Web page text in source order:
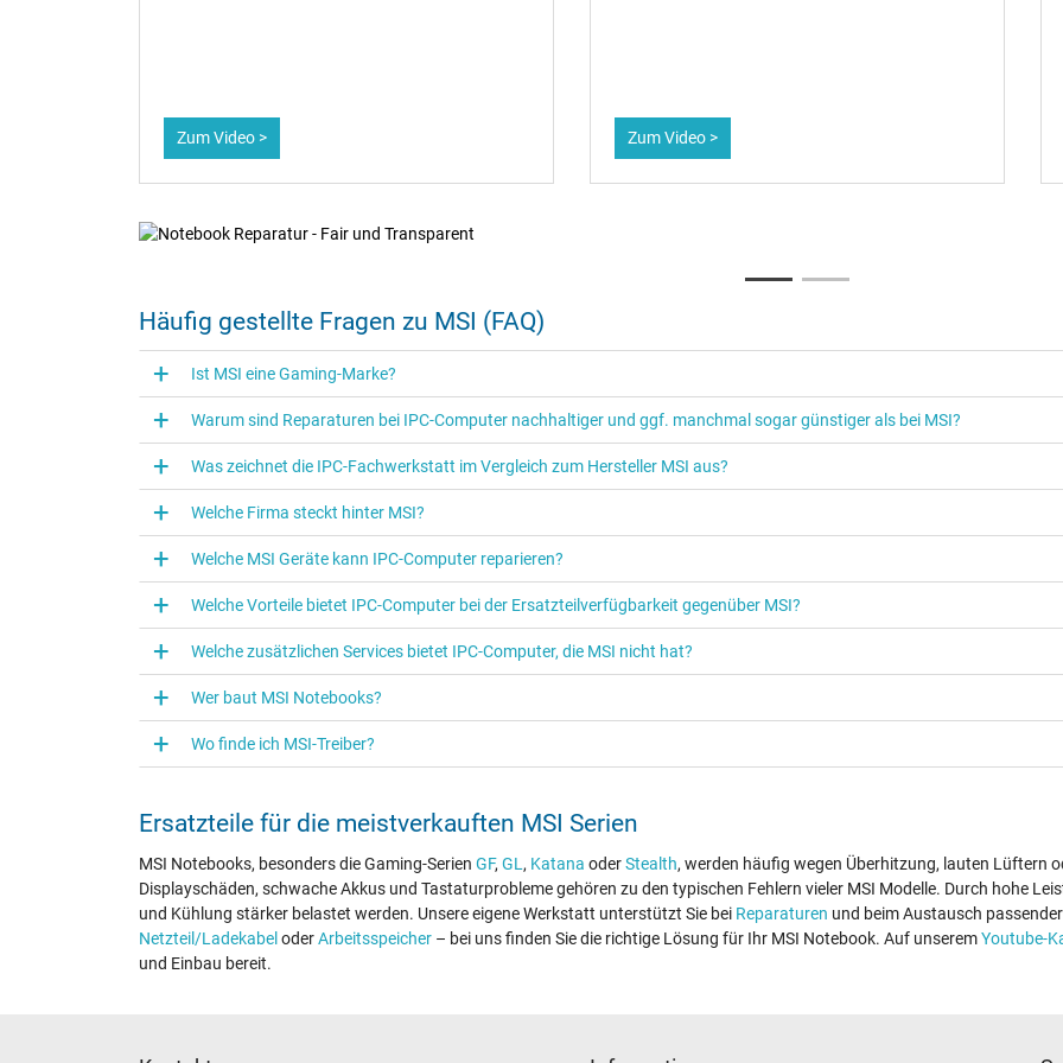
Zum Video > Zum Video >
Notebook Reparatur - Fair und Transparent
Über 20 Jahre Notebook-Reparatur
Express Reparatur: Großes Ersatzteile-Lager
35.000+ Geräte erfolgreich instandgesetzt
Reparatur für Deutschland, Österreich und die Schweiz
Häufig gestellte Fragen zu MSI (FAQ)
Ist MSI eine Gaming-Marke?
Warum sind Reparaturen bei IPC-Computer nachhaltiger und ggf. manchmal sogar günstiger als bei MSI?
Was zeichnet die IPC‑Fachwerkstatt im Vergleich zum Hersteller MSI aus?
Welche Firma steckt hinter MSI?
Welche MSI Geräte kann IPC‑Computer reparieren?
Welche Vorteile bietet IPC-Computer bei der Ersatzteilverfügbarkeit gegenüber MSI?
Welche zusätzlichen Services bietet IPC-Computer, die MSI nicht hat?
Wer baut MSI Notebooks?
Wo finde ich MSI-Treiber?
Ersatzteile für die meistverkauften MSI Serien
MSI Notebooks, besonders die Gaming-Serien GF, GL, Katana oderStealth, werden häufig wegen Überhitzung, lauten Lüftern
Displayschäden, schwache Akkus und Tastaturprobleme gehören zu den typischen Fehlern vieler MSI Modelle. Durch hohe
und Kühlung stärker belastet werden. Unsere eigene Werkstatt unterstützt Sie bei Reparaturen und beim Austausch
Netzteil/Ladekabel oderArbeitsspeicher – bei uns finden Sie die richtige Lösung für Ihr MSI Notebook. Auf unseremYoutube-
und Einbau bereit.